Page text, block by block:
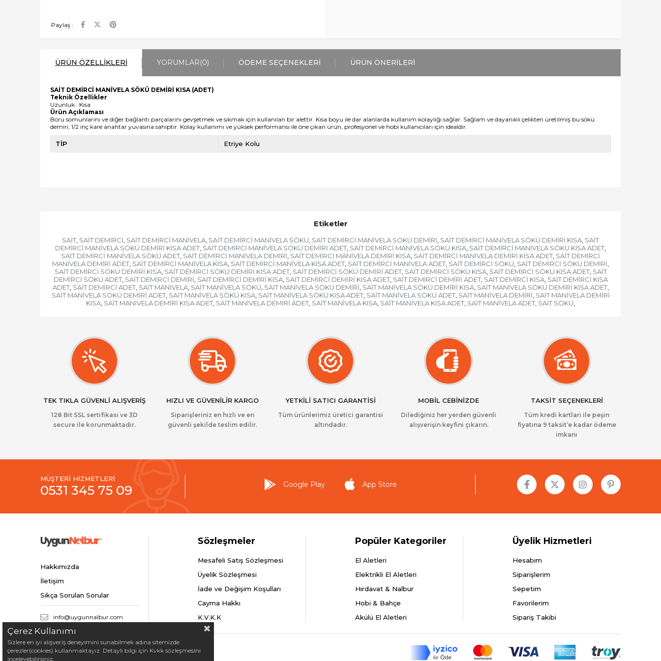
Paylaş :
ÜRÜN ÖZELLIKLERI YORUMLAR(0) ÖDEME SEÇENEKLERI ÜRÜN ÖNERILERI
SAİT DEMİRCİ MANİVELA SÖKÜ DEMİRİ KISA (ADET)
Teknik Özellikler
Uzunluk : Kısa
Ürün Açıklaması
Boru somunlarını ve diğer bağlantı parçalarını gevşetmek ve sıkmak için kullanılan bir alettir. Kısa boyu ile dar alanlarda kullanım kolaylığı sağlar. Sağlam ve dayanıklı çelikten üretilmiş bu sökü
demiri, 1/2 inç kare anahtar yuvasına sahiptir. Kolay kullanımı ve yüksek performansı ile öne çıkan ürün, profesyonel ve hobi kullanıcıları için idealdir.
TİP Etriye Kolu
Etiketler
SAİT, SAİT DEMİRCİ, SAİT DEMİRCİ MANİVELA, SAİT DEMİRCİ MANİVELA SÖKÜ, SAİT DEMİRCİ MANİVELA SÖKÜ DEMİRİ, SAİT DEMİRCİ MANİVELA SÖKÜ DEMİRİ KISA, SAİT
DEMİRCİ MANİVELA SÖKÜ DEMİRİ KISA ADET, SAİT DEMİRCİ MANİVELA SÖKÜ DEMİRİ ADET, SAİT DEMİRCİ MANİVELA SÖKÜ KISA, SAİT DEMİRCİ MANİVELA SÖKÜ KISA ADET,
SAİT DEMİRCİ MANİVELA SÖKÜ ADET, SAİT DEMİRCİ MANİVELA DEMİRİ, SAİT DEMİRCİ MANİVELA DEMİRİ KISA, SAİT DEMİRCİ MANİVELA DEMİRİ KISA ADET, SAİT DEMİRCİ
MANİVELA DEMİRİ ADET, SAİT DEMİRCİ MANİVELA KISA, SAİT DEMİRCİ MANİVELA KISA ADET, SAİT DEMİRCİ MANİVELA ADET, SAİT DEMİRCİ SÖKÜ, SAİT DEMİRCİ SÖKÜ DEMİRİ,
SAİT DEMİRCİ SÖKÜ DEMİRİ KISA, SAİT DEMİRCİ SÖKÜ DEMİRİ KISA ADET, SAİT DEMİRCİ SÖKÜ DEMİRİ ADET, SAİT DEMİRCİ SÖKÜ KISA, SAİT DEMİRCİ SÖKÜ KISA ADET, SAİT
DEMİRCİ SÖKÜ ADET, SAİT DEMİRCİ DEMİRİ, SAİT DEMİRCİ DEMİRİ KISA, SAİT DEMİRCİ DEMİRİ KISA ADET, SAİT DEMİRCİ DEMİRİ ADET, SAİT DEMİRCİ KISA, SAİT DEMİRCİ KISA
ADET, SAİT DEMİRCİ ADET, SAİT MANİVELA, SAİT MANİVELA SÖKÜ, SAİT MANİVELA SÖKÜ DEMİRİ, SAİT MANİVELA SÖKÜ DEMİRİ KISA, SAİT MANİVELA SÖKÜ DEMİRİ KISA ADET,
SAİT MANİVELA SÖKÜ DEMİRİ ADET, SAİT MANİVELA SÖKÜ KISA, SAİT MANİVELA SÖKÜ KISA ADET, SAİT MANİVELA SÖKÜ ADET, SAİT MANİVELA DEMİRİ, SAİT MANİVELA DEMİRİ
KISA, SAİT MANİVELA DEMİRİ KISA ADET, SAİT MANİVELA DEMİRİ ADET, SAİT MANİVELA KISA, SAİT MANİVELA KISA ADET, SAİT MANİVELA ADET, SAİT SÖKÜ,
TEK TIKLA GÜVENLİ ALIŞVERİŞ
128 Bit SSL sertifikası ve 3D
secure ile korunmaktadır.
HIZLI VE GÜVENİLİR KARGO
Siparişleriniz en hızlı ve en
güvenli şekilde teslim edilir.
YETKİLİ SATICI GARANTİSİ
Tüm ürünlerimiz üretici garantisi
altındadır.
MOBİL CEBİNİZDE
Dilediğiniz her yerden güvenli
alışverişin keyfini çıkarın.
TAKSİT SEÇENEKLERİ
Tüm kredi kartları ile peşin
fiyatına 9 taksit’e kadar ödeme
imkanı
MÜŞTERİ HİZMETLERİ
0531 345 75 09 Google Play App Store
Hakkımızda
İletişim
Sıkça Sorulan Sorular
info@uygunnalbur.com
Sözleşmeler
Mesafeli Satış Sözleşmesi
Üyelik Sözleşmesi
İade ve Değişim Koşulları
Cayma Hakkı
K.V.K.K
Popüler Kategoriler
El Aletleri
Elektrikli El Aletleri
Hırdavat & Nalbur
Hobi & Bahçe
Akülü El Aletleri
Üyelik Hizmetleri
Hesabım
Siparişlerim
Sepetim
Favorilerim
Sipariş Takibi
© 2024 Uygunnalbur.com - Tüm Hakları Saklıdır.
Çerez Kullanımı
Sizlere en iyi alışveriş deneyimini sunabilmek adına sitemizde
çerezler(cookies) kullanmaktayız. Detaylı bilgi için Kvkk sözleşmesini
inceleyebilirsiniz.